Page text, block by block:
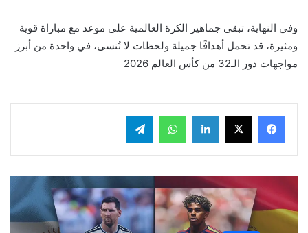
وفي النهاية، تبقى جماهير الكرة العالمية على موعد مع مباراة قوية
ومثيرة، قد تحمل أهدافًا جميلة ولحظات لا تُنسى، في واحدة من أبرز
مواجهات دور الـ32 من كأس العالم 2026
لينكدإن واتساب